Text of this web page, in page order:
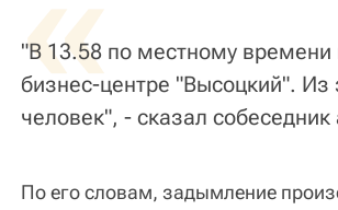
"В 13.58 по местному
бизнес-центре "Высоцкий".
человек", - сказал собеседник
По его словам, задымление